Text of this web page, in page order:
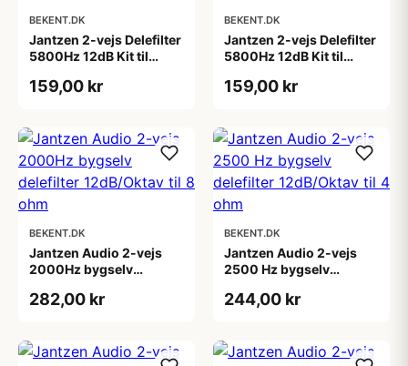
BEKENT.DK
Jantzen 2-vejs Delefilter
5800Hz 12dB Kit til
159,00 kr
BEKENT.DK
Jantzen 2-vejs Delefilter
5800Hz 12dB Kit til
159,00 kr
BEKENT.DK
Jantzen Audio 2-vejs
2000Hz bygselv
8 ohm
282,00 kr
BEKENT.DK
Jantzen Audio 2-vejs
2500 Hz bygselv
4 ohm
244,00 kr